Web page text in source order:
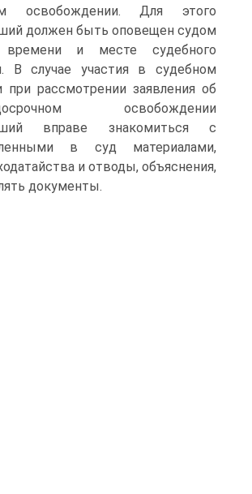
освобождении. Для этого
должен быть оповещен судом
и месте судебного
В случае участия в судебном
при рассмотрении заявления об
досрочном освобождении
вправе знакомиться с
в суд материалами,
и отводы, объяснения,
документы.